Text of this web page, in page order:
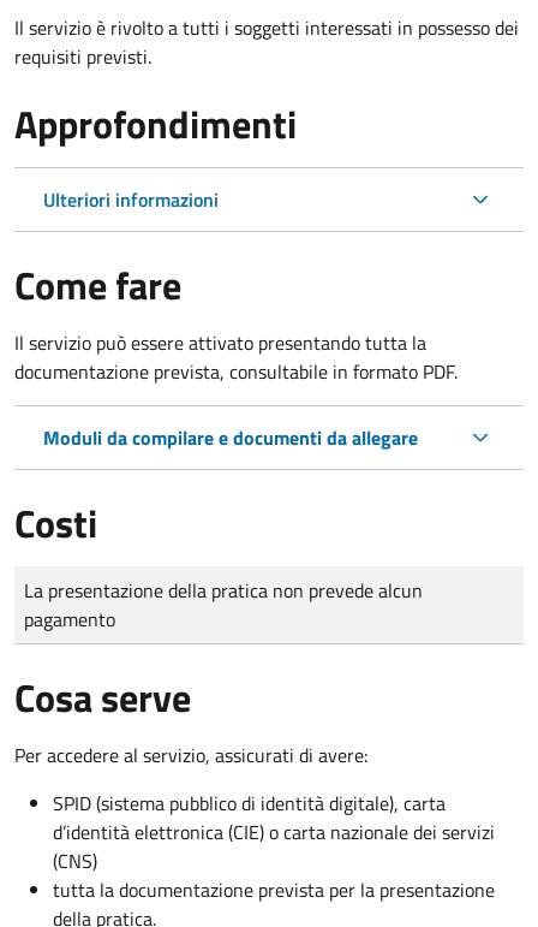
Il servizio è rivolto a tutti i soggetti interessati in possesso dei
requisiti previsti.
Approfondimenti
Ulteriori informazioni
Come fare
Il servizio può essere attivato presentando tutta la
documentazione prevista, consultabile in formato PDF.
Moduli da compilare e documenti da allegare
Costi
Tipo di pagamento
Importo
La presentazione della pratica non prevede alcun
pagamento
Cosa serve
Per accedere al servizio, assicurati di avere:
SPID (sistema pubblico di identità digitale), carta
d’identità elettronica (CIE) o carta nazionale dei servizi
(CNS)
tutta la documentazione prevista per la presentazione
della pratica.